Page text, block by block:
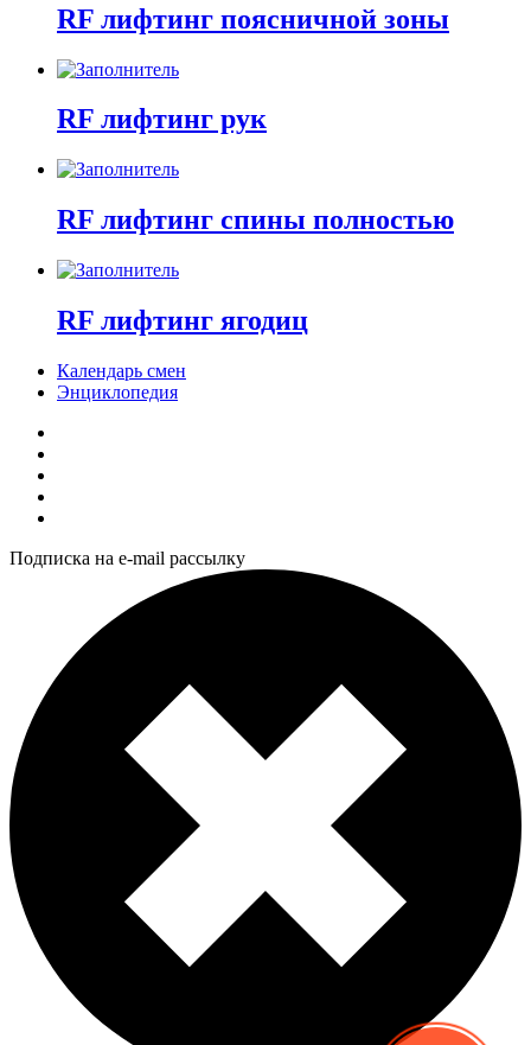
RF лифтинг поясничной зоны
RF лифтинг рук
RF лифтинг спины полностью
RF лифтинг ягодиц
Календарь смен
Энциклопедия
Подписка на e-mail рассылку